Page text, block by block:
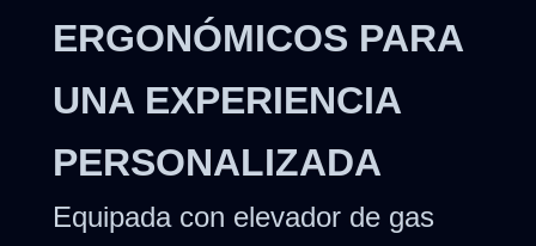
ERGONÓMICOS PARA
UNA EXPERIENCIA
PERSONALIZADA
Equipada con elevador de gas